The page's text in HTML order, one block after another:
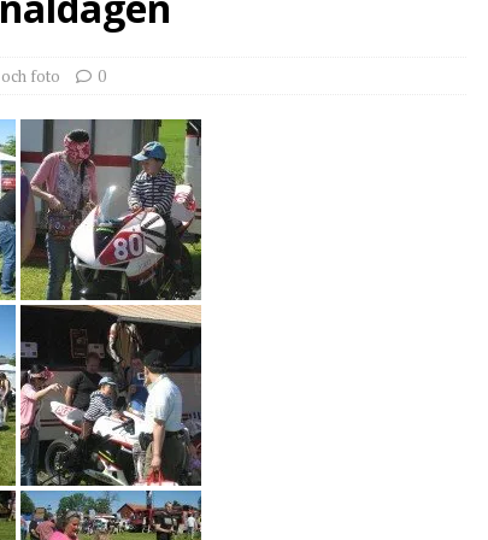
Trackdays 2026 Fullbokat – tack för ert stora intresse!
foto 0